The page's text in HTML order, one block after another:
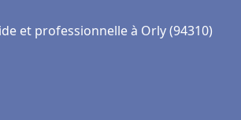
et professionnelle à Orly (94310)